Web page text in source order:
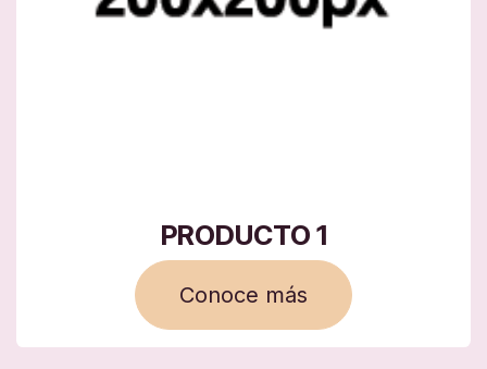
PRODUCTO 1
Conoce más